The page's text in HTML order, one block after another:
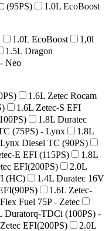
(95PS)
1.0L EcoBoost
1.0L EcoBoost
1,0l
1.5L Dragon
Neo
1.6L Zetec Rocam
1.6L Zetec-S EFI
1.8L Duratec
(75PS) - Lynx
1.8L
Diesel TC (90PS)
E EFI (115PS)
1.8L
EFI(200PS)
2.0L
(HC)
1.4L Duratec 16V
1.6L Zetec-
Fuel 75P - Zetec
Duratorq-TDCi (100PS) -
EFI(200PS)
2.0L